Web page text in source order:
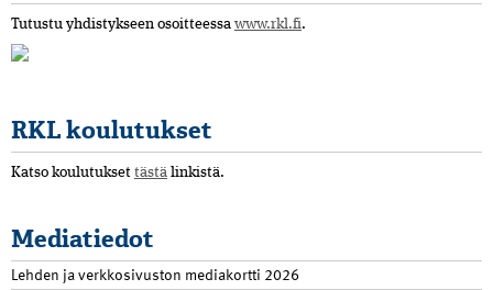
Tutustu yhdistykseen osoitteessa www.rkl.fi.
RKL koulutukset
Katso koulutukset tästä linkistä.
Mediatiedot
Lehden ja verkkosivuston mediakortti 2026